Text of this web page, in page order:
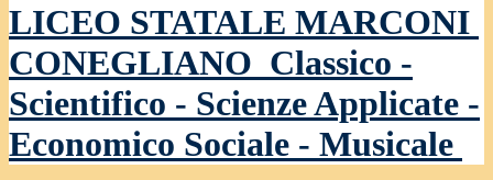
LICEO STATALE MARCONI
CONEGLIANO Classico -
Scientifico - Scienze Applicate -
Economico Sociale - Musicale